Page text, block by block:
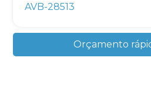
AVB-28513
Orçamento